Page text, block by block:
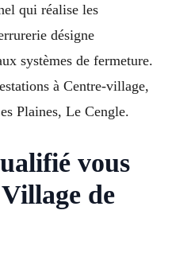
qui réalise les
désigne
systèmes de fermeture.
à Centre-village,
Plaines, Le Cengle.
vous
de